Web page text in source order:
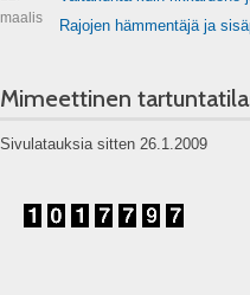
maalis
Rajojen hämmentäjä ja
Mimeettinen
Sivulatauksia sitten 26.1.2009